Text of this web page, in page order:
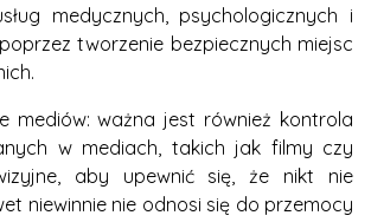
medycznych, psychologicznych i
tworzenie bezpiecznych miejsc
mediów: ważna jest również kontrola
w mediach, takich jak filmy czy
aby upewnić się, że nikt nie
niewinnie nie odnosi się do przemocy